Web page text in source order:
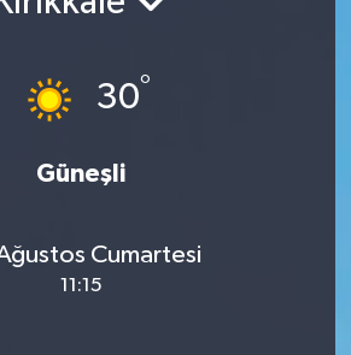
30°
Güneşli
Cumartesi
11:15